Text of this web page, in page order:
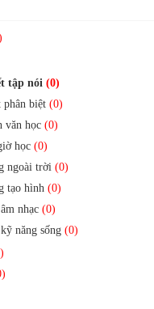
tập nói (0)
phân biệt (0)
văn học (0)
học (0)
ngoài trời (0)
tạo hình (0)
nhạc (0)
năng sống (0)